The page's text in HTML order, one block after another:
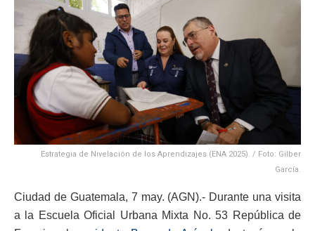
Estrategia de Nivelación de los Aprendizajes (ENA 2025). / Foto: Gilber
García.
Ciudad de Guatemala, 7 may. (AGN).- Durante una visita
a la Escuela Oficial Urbana Mixta No. 53 República de